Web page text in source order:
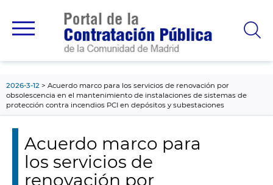
principal
2026-3-12
Acuerdo marco para los servicios de renovación por
obsolescencia en el mantenimiento de instalaciones de sistemas de
protección contra incendios PCI en depósitos y subestaciones
Acuerdo marco para
los servicios de
renovación por